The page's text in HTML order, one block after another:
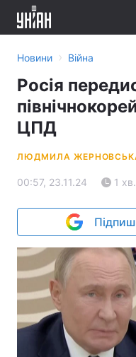
Новини › Війна
Росія
ЦПД
ЛЮДМИЛА
00:57, 23.11.24 1 хв.